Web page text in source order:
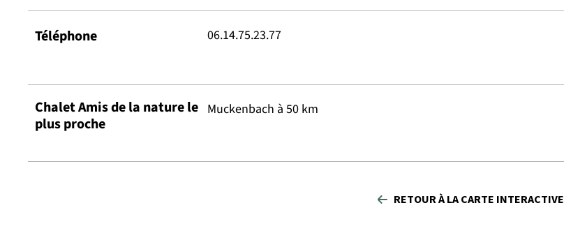
Téléphone 06.14.75.23.77
Chalet Amis de la nature le
plus proche
Muckenbach à 50 km
RETOUR À LA CARTE INTERACTIVE